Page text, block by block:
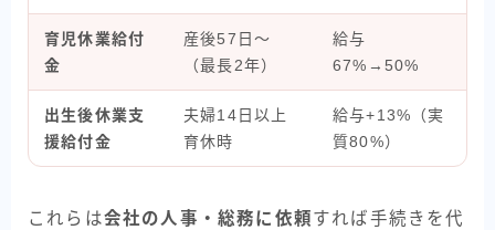
育児休業給付
金
産後57日〜
（最長2年）
給与
67%→50%
出生後休業支
援給付金
夫婦14日以上
育休時
給与+13%（実
質80%）
これらは会社の人事・総務に依頼すれば手続きを代